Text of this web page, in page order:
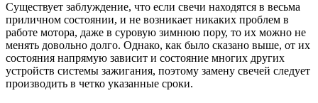
Существует заблуждение, что если свечи находятся в весьма
приличном состоянии, и не возникает никаких проблем в
работе мотора, даже в суровую зимнюю пору, то их можно не
менять довольно долго. Однако, как было сказано выше, от их
состояния напрямую зависит и состояние многих других
устройств системы зажигания, поэтому замену свечей следует
производить в четко указанные сроки.